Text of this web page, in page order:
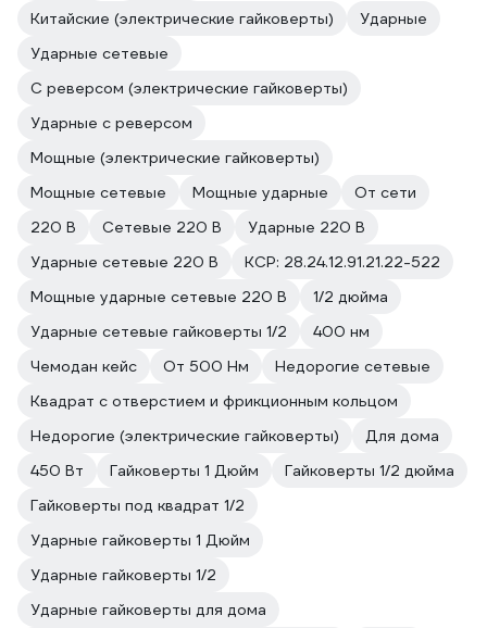
Китайские (электрические гайковерты)
Ударные
Ударные сетевые
С реверсом (электрические гайковерты)
Ударные с реверсом
Мощные (электрические гайковерты)
Мощные сетевые
Мощные ударные
От сети
220 В
Сетевые 220 В
Ударные 220 В
Ударные сетевые 220 В
КСР: 28.24.12.91.21.22-522
Мощные ударные сетевые 220 В
1/2 дюйма
Ударные сетевые гайковерты 1/2
400 нм
Чемодан кейс
От 500 Нм
Недорогие сетевые
Квадрат с отверстием и фрикционным кольцом
Недорогие (электрические гайковерты)
Для дома
450 Вт
Гайковерты 1 Дюйм
Гайковерты 1/2 дюйма
Гайковерты под квадрат 1/2
Ударные гайковерты 1 Дюйм
Ударные гайковерты 1/2
Ударные гайковерты для дома